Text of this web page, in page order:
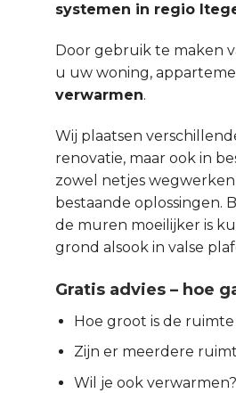
systemen in regio
Door gebruik te maken
u uw woning,
verwarmen.
Wij plaatsen
renovatie, maar ook in
zowel netjes
bestaande oplossingen.
de muren moeilijker is
grond alsook in valse
Gratis advies – hoe
Hoe groot is de
Zijn er meerdere
Wil je ook verwarmen?